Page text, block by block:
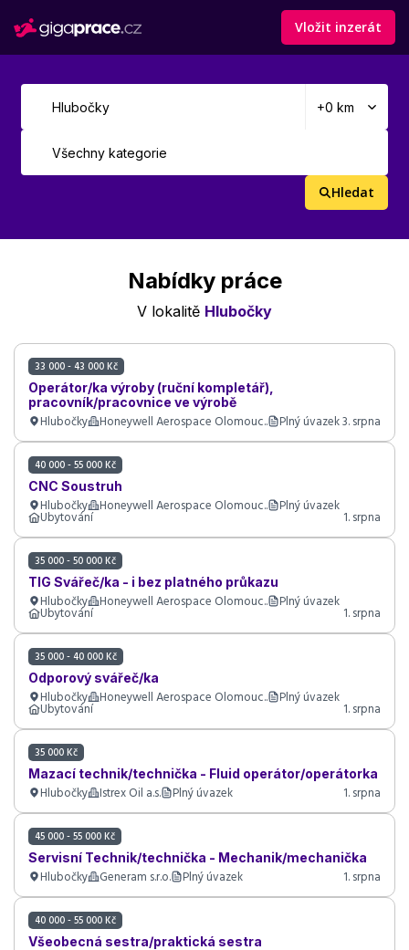
Vložit inzerát
Hledat
Nabídky práce
V lokalitě Hlubočky
33 000 - 43 000 Kč
Operátor/ka výroby (ruční kompletář),
pracovník/pracovnice ve výrobě
Hlubočky Honeywell Aerospace Olomouc.. Plný úvazek3. srpna
40 000 - 55 000 Kč
CNC Soustruh
Hlubočky Honeywell Aerospace Olomouc.. Plný úvazek
Ubytování 1. srpna
35 000 - 50 000 Kč
TIG Svářeč/ka - i bez platného průkazu
Hlubočky Honeywell Aerospace Olomouc.. Plný úvazek
Ubytování 1. srpna
35 000 - 40 000 Kč
Odporový svářeč/ka
Hlubočky Honeywell Aerospace Olomouc.. Plný úvazek
Ubytování 1. srpna
35 000 Kč
Mazací technik/technička - Fluid operátor/operátorka
Hlubočky Istrex Oil a.s. Plný úvazek 1. srpna
45 000 - 55 000 Kč
Servisní Technik/technička - Mechanik/mechanička
Hlubočky Generam s.r.o. Plný úvazek 1. srpna
40 000 - 55 000 Kč
Všeobecná sestra/praktická sestra